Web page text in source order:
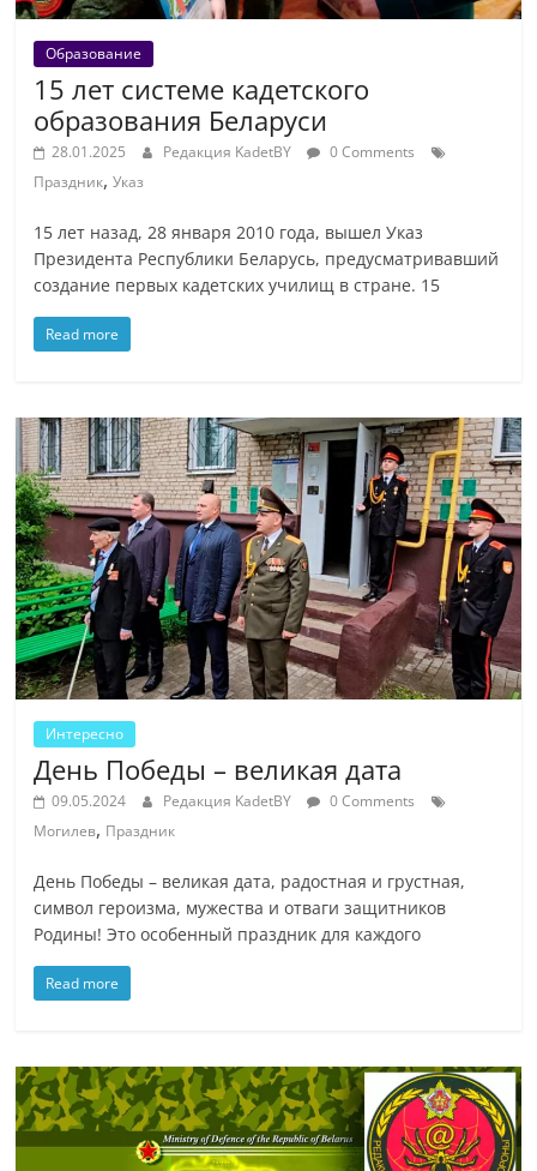
Образование
15 лет системе кадетского
образования Беларуси
28.01.2025 Редакция KadetBY
0 Comments
Праздник,Указ
15 лет назад, 28 января 2010 года, вышел Указ
Президента Республики Беларусь, предусматривавший
создание первых кадетских училищ в стране. 15
Read more
Интересно
День Победы – великая дата
09.05.2024 Редакция KadetBY
0 Comments
Могилев, Праздник
День Победы – великая дата, радостная и грустная,
символ героизма, мужества и отваги защитников
Родины! Это особенный праздник для каждого
Read more